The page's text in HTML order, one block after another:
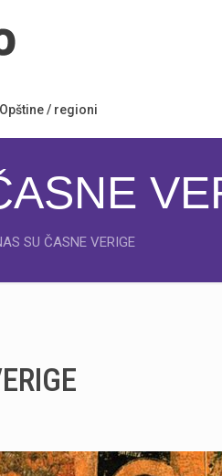
Opštine / regioni
SU ČASNE VERIGE